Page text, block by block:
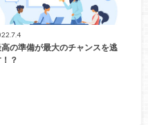
の準備が最大のチャンスを逃
？